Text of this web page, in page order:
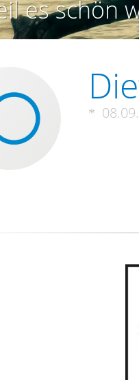
es schön